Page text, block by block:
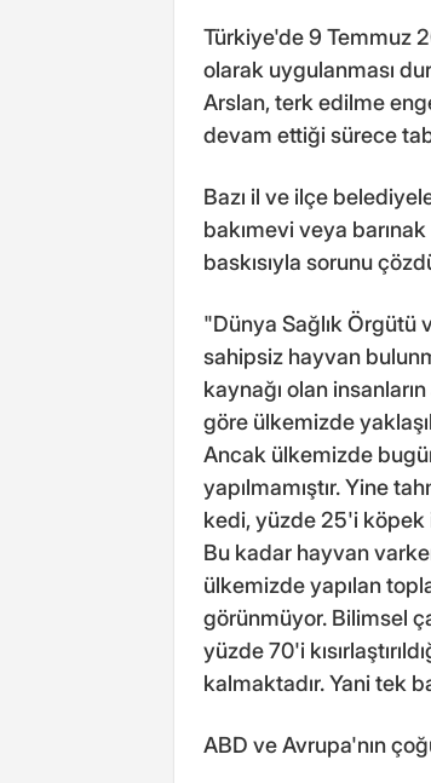
Türkiye'de 9 Temmuz
olarak uygulanması
Arslan, terk edilme
devam ettiği sürece
Bazı il ve ilçe
bakımevi veya
baskısıyla sorunu
"Dünya Sağlık Örgütü
sahipsiz hayvan
kaynağı olan
göre ülkemizde
Ancak ülkemizde
yapılmamıştır. Yine
kedi, yüzde 25'i köpek
Bu kadar hayvan
ülkemizde yapılan
görünmüyor. Bilimsel
yüzde 70'i
kalmaktadır. Yani tek
ABD ve Avrupa'nın